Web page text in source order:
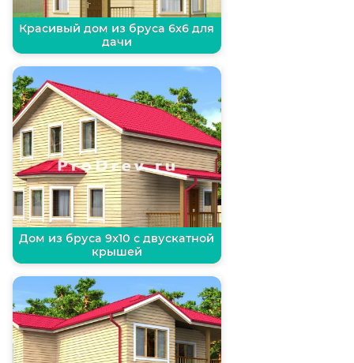
Красивый дом из бруса 6х6 для
дачи
Дом из бруса 9х10 с двускатной
крышей